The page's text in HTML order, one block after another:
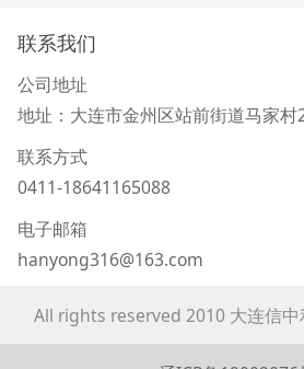
联系我们
公司地址
地址：大连市金州区站前街道马家村
联系方式
0411-18641165088
电子邮箱
hanyong316@163.com
All rights reserved 2010 大连信中